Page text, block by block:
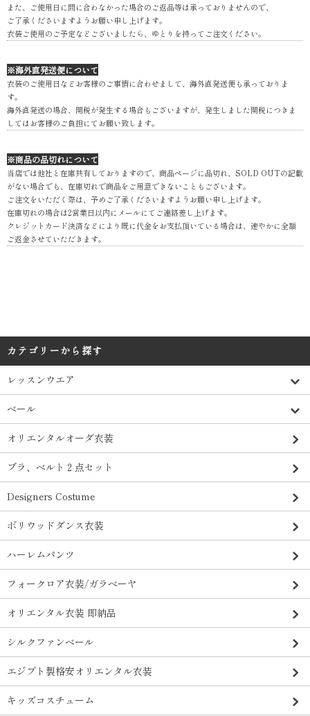
また、ご使用日に間に合わなかった場合のご返品等は承っておりませんので、
ご了承くださいますようお願い申し上げます。
衣装ご使用のご予定などございましたら、ゆとりを持ってご注文ください。
※海外直発送便について
衣装のご使用日などお客様のご事情に合わせまして、海外直発送便も承っておりま
す。
海外直発送の場合、関税が発生する場合もございますが、発生しました関税につきま
してはお客様のご負担にてお願い致します。
※商品の品切れについて
当店では他社と在庫共有しておりますので、商品ページに品切れ、SOLD OUTの記載
がない場合でも、在庫切れで商品をご用意できないこともございます。
ご注文をいただく際は、予めご了承くださいますようお願い申し上げます。
在庫切れの場合は2営業日以内にメールにてご連絡差し上げます。
クレジットカード決済などにより既に代金をお支払頂いている場合は、速やかに全額
ご返金させていただきます。
カテゴリーから探す
レッスンウエア
ベール
オリエンタルオーダ衣装
ブラ、ベルト２点セット
Designers Costume
ボリウッドダンス衣装
ハーレムパンツ
フォークロア衣装/ガラベーヤ
オリエンタル衣装 即納品
シルクファンベール
エジプト製格安オリエンタル衣装
キッズコスチューム